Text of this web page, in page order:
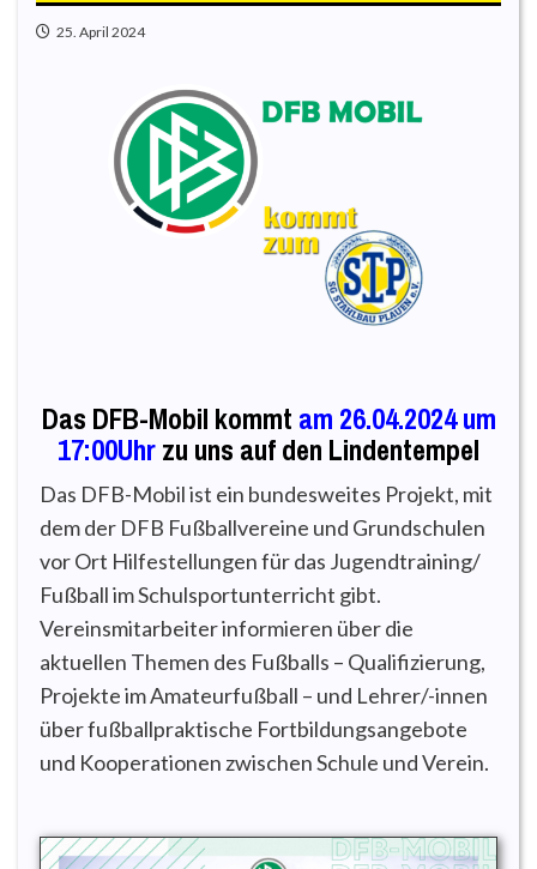
25. April 2024
Das DFB-Mobil kommt am 26.04.2024 um
17:00Uhrzu uns auf den Lindentempel
Das DFB-Mobil ist ein bundesweites Projekt, mit
dem der DFB Fußballvereine und Grundschulen
vor Ort Hilfestellungen für das Jugendtraining/
Fußball im Schulsportunterricht gibt.
Vereinsmitarbeiter informieren über die
aktuellen Themen des Fußballs – Qualifizierung,
Projekte im Amateurfußball – und Lehrer/-innen
über fußballpraktische Fortbildungsangebote
und Kooperationen zwischen Schule und Verein.